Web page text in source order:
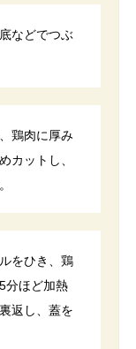
などでつぶ
鶏肉に厚み
カットし、
をひき、鶏
分ほど加熱
返し、蓋を